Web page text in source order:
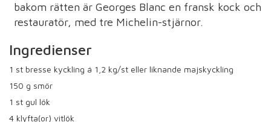
bakom rätten är Georges Blanc en fransk kock och
restauratör, med tre Michelin-stjärnor.
Ingredienser
1 st bresse kyckling á 1,2 kg/st eller liknande majskyckling
150 g smör
1 st gul lök
4 klyfta(or) vitlök